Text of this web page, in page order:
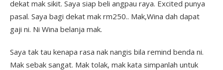
dekat mak sikit. Saya siap beli angpau raya. Excited punya
pasal. Saya bagi dekat mak rm250.. Mak,Wina dah dapat
gaji ni. Ni Wina belanja mak.
Saya tak tau kenapa rasa nak nangis bila remind benda ni.
Mak sebak sangat. Mak tolak, mak kata simpanlah untuk